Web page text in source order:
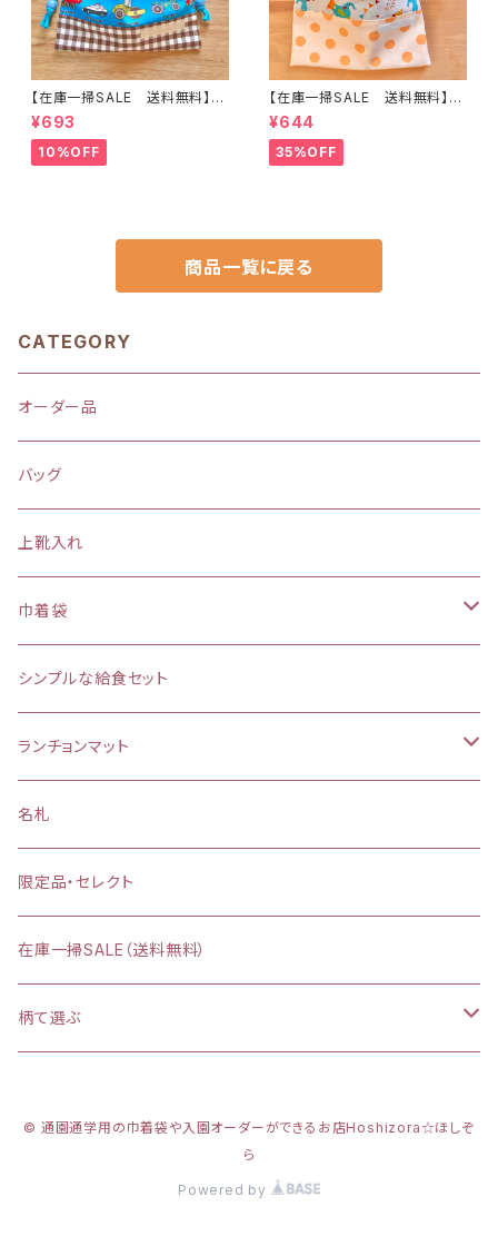
【在庫一掃SALE 送料無料】巾
着袋(小)21×20cmブルー【はた
らく車柄】★ KU.33 男の子 くる
ま 働く｜通園通学用のかわい
い巾着袋や入園オーダーHoshi
¥693
10%OFF
【在庫一掃SALE 送料無料】巾
着袋(中)☆30×23cm 【ウサギ・
クマ・ゾウ・アニマル柄】 ★KC.5
5｜通園通学用のかわいい巾着
袋や入園オーダーHoshizora
¥644
35%OFF
商品一覧に戻る
CATEGORY
オーダー品
バッグ
上靴入れ
巾着袋
(大)約 縦37×横34マチ＋8cm
お弁当袋
【給食袋・おやつ袋】約 縦25×20cm
シンプルな給食セット
ランチョンマット
縦25×横35cm
縦30×横40cm
名札
限定品・セレクト
在庫一掃SALE（送料無料）
柄て選ぶ
© 通園通学用の巾着袋や入園オーダーができるお店Hoshizora☆ほしぞ
ら
Powered by